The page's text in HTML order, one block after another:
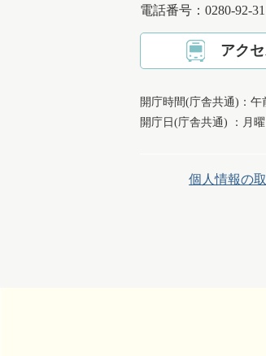
電話番号：0280-92-
アク
開庁時間(庁舎共通)：午
開庁日(庁舎共通) ：月
個人情報の